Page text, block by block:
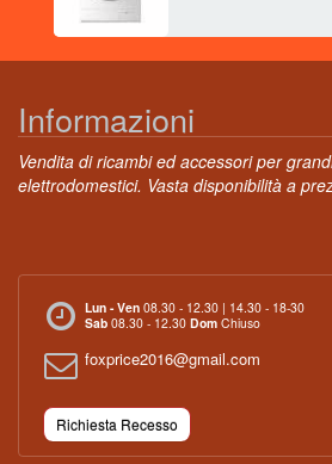
Informazioni
Vendita di ricambi ed accessori per
elettrodomestici. Vasta disponibilità a
Lun - Ven 08.30 - 12.30 | 14.30 - 18-30
Sab 08.30 - 12.30 Dom Chiuso
foxprice2016@gmail.com
Richiesta Recesso